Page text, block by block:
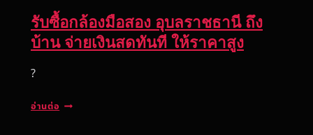
รับซื้อกล้องมือสอง อุบลราชธานี ถึง
บ้าน จ่ายเงินสดทันที ให้ราคาสูง
?
อ่านต่อ